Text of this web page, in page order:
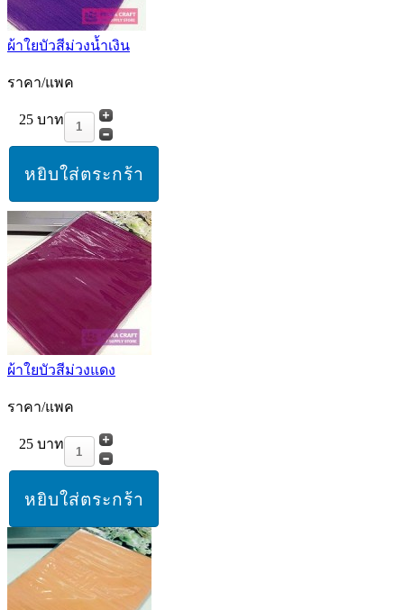
ผ้าใยบัวสีม่วงน้ำเงิน
ราคา/แพค
25 บาท
ผ้าใยบัวสีม่วงแดง
ราคา/แพค
25 บาท